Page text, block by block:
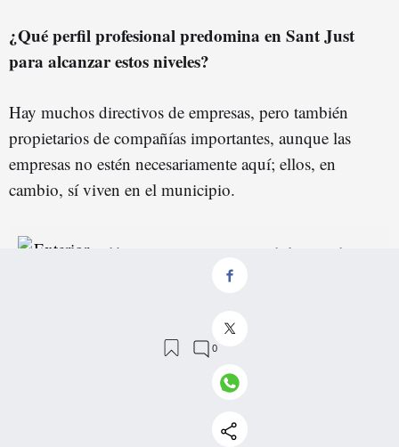
¿Qué perfil profesional predomina en Sant Just
para alcanzar estos niveles?
Hay muchos directivos de empresas, pero también
propietarios de compañías importantes, aunque las
empresas no estén necesariamente aquí; ellos, en
cambio, sí viven en el municipio.
El histórico restaurante Torre de l’Hereu de Sant
Just se transforma en un complejo de viviendas
¿Es conveniente implementar la figura del alcalde
metropolitano que desarrolle políticas comunes?
Es una apuesta que debe hacerse de forma gradual,